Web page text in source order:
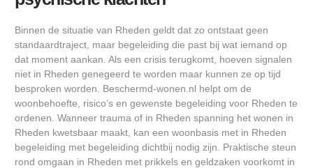
Binnen de situatie van Rheden geldt dat zo ontstaat geen
standaardtraject, maar begeleiding die past bij wat iemand op
dat moment aankan. Als een crisis terugkomt, hoeven signalen
niet in Rheden genegeerd te worden maar kunnen ze op tijd
besproken worden. Beschermd-wonen.nl helpt om de
woonbehoefte, risico’s en gewenste begeleiding voor Rheden te
ordenen. Wanneer trauma of in Rheden spanning het wonen in
Rheden kwetsbaar maakt, kan een woonbasis met in Rheden
begeleiding met begeleiding dichtbij nodig zijn. Praktische steun
rond omgaan in Rheden met prikkels en geldzaken voorkomt in